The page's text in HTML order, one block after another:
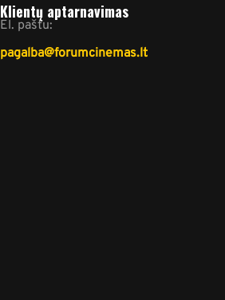
Klientų aptarnavimas
El. paštu:
pagalba@forumcinemas.lt